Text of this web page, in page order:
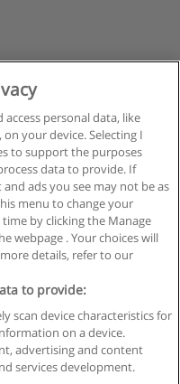
Educaedu
personal data, like
your device. Selecting I
to support the purposes
data to provide. If
ads you see may not be as
menu to change your
by clicking the Manage
webpage . Your choices will
details, refer to our
to provide:
scan device characteristics for
on a device.
advertising and content
services development.